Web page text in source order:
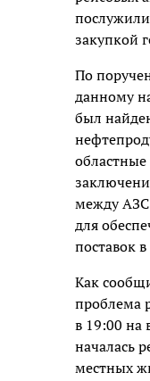
закупкой
По
данному
был
областные
между
для
поставок
Как
проблема
в 19:00 на
началась
местных